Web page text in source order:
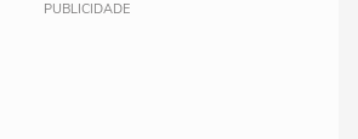
PUBLICIDADE